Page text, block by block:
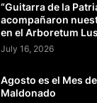
“Guitarra de la
acompañaron
en el Arboretum
July 16, 2026
Agosto es el Mes
Maldonado